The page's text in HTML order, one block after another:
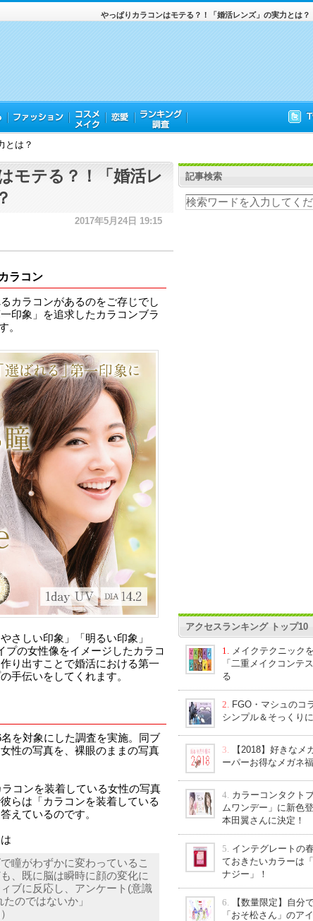
やっぱりカラコンはモテる？！「婚活レンズ」の実力とは？
とは？
モテる？！「婚活レ
2017年5月24日 19:15
ラコン
カラコンがあるのをご存じでし
印象」を追求したカラコンブラ
。
さしい印象」「明るい印象」
プの女性像をイメージしたカラコ
り出すことで婚活における第一
手伝いをしてくれます。
を対象にした調査を実施。同ブ
性の写真を、裸眼のままの写真
コンを装着している女性の写真
らは「カラコンを装着している
えているのです。
瞳がわずかに変わっているこ
、既に脳は瞬時に顔の変化に
ブに反応し、アンケート(意識
のではないか」
記事検索
アクセスランキング トップ10
1.
メイクテクニック
「二重メイクコンテ
る
2. FGO・マシュのコ
シンプル＆そっくり
3.
【2018】好きなメ
ーパーお得なメガネ
4. カラーコンタクト
ムワンデー」に新色
本田翼さんに決定！
5. インテグレートの
ておきたいカラーは
ナジー」！
6.
【数量限定】自分
「おそ松さん」のア